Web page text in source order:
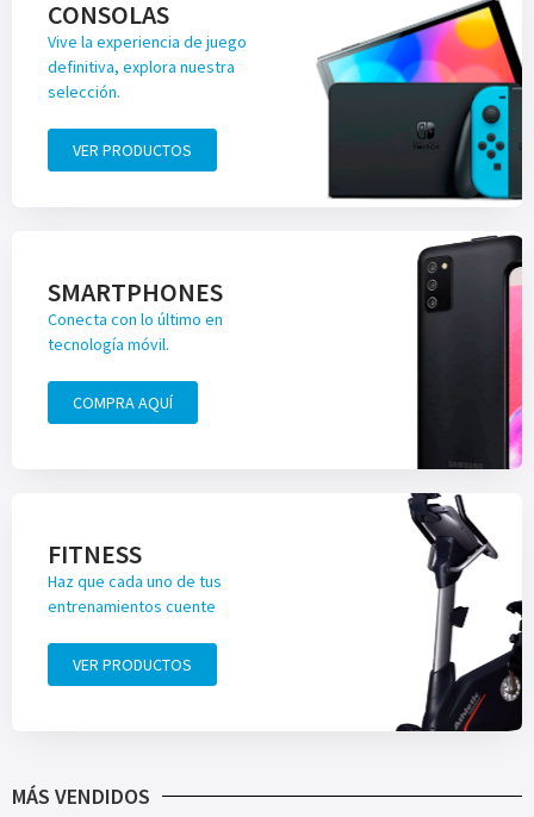
CONSOLAS
Vive la experiencia de juego
definitiva, explora nuestra
selección.
VER PRODUCTOS
SMARTPHONES
Conecta con lo último en
tecnología móvil.
COMPRA AQUÍ
FITNESS
Haz que cada uno de tus
entrenamientos cuente
VER PRODUCTOS
MÁS VENDIDOS